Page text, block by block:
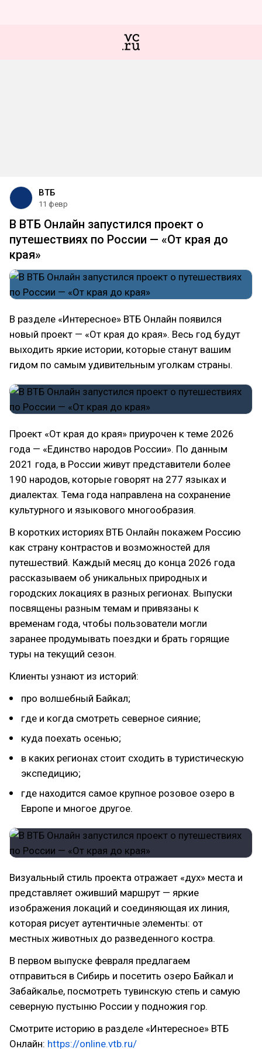
ВТБ
11 февр
В ВТБ Онлайн запустился проект о
путешествиях по России — «От края до
края»
В разделе «Интересное» ВТБ Онлайн появился
новый проект — «От края до края». Весь год будут
выходить яркие истории, которые станут вашим
гидом по самым удивительным уголкам страны.
Проект «От края до края» приурочен к теме 2026
года — «Единство народов России». По данным
2021 года, в России живут представители более
190 народов, которые говорят на 277 языках и
диалектах. Тема года направлена на сохранение
культурного и языкового многообразия.
В коротких историях ВТБ Онлайн покажем Россию
как страну контрастов и возможностей для
путешествий. Каждый месяц до конца 2026 года
рассказываем об уникальных природных и
городских локациях в разных регионах. Выпуски
посвящены разным темам и привязаны к
временам года, чтобы пользователи могли
заранее продумывать поездки и брать горящие
туры на текущий сезон.
Клиенты узнают из историй:
про волшебный Байкал;
где и когда смотреть северное сияние;
куда поехать осенью;
в каких регионах стоит сходить в туристическую
экспедицию;
где находится самое крупное розовое озеро в
Европе и многое другое.
Визуальный стиль проекта отражает «дух» места и
представляет оживший маршрут — яркие
изображения локаций и соединяющая их линия,
которая рисует аутентичные элементы: от
местных животных до разведенного костра.
В первом выпуске февраля предлагаем
отправиться в Сибирь и посетить озеро Байкал и
Забайкалье, посмотреть тувинскую степь и самую
северную пустыню России у подножия гор.
Смотрите историю в разделе «Интересное» ВТБ
Онлайн: https://online.vtb.ru/